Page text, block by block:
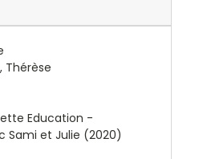
Thérèse
Education -
Sami et Julie (2020)